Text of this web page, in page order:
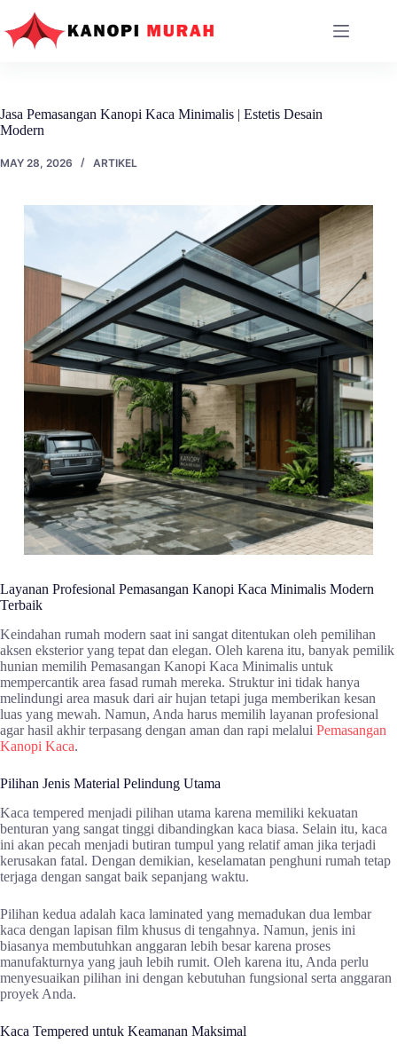
content
Jasa Pemasangan Kanopi Kaca Minimalis | Estetis Desain
Modern
MAY 28, 2026 ARTIKEL
Layanan Profesional Pemasangan Kanopi Kaca Minimalis Modern
Terbaik
Keindahan rumah modern saat ini sangat ditentukan oleh pemilihan
aksen eksterior yang tepat dan elegan. Oleh karena itu, banyak pemilik
hunian memilih Pemasangan Kanopi Kaca Minimalis untuk
mempercantik area fasad rumah mereka. Struktur ini tidak hanya
melindungi area masuk dari air hujan tetapi juga memberikan kesan
luas yang mewah. Namun, Anda harus memilih layanan profesional
agar hasil akhir terpasang dengan aman dan rapi melalui Pemasangan
Kanopi Kaca.
Pilihan Jenis Material Pelindung Utama
Kaca tempered menjadi pilihan utama karena memiliki kekuatan
benturan yang sangat tinggi dibandingkan kaca biasa. Selain itu, kaca
ini akan pecah menjadi butiran tumpul yang relatif aman jika terjadi
kerusakan fatal. Dengan demikian, keselamatan penghuni rumah tetap
terjaga dengan sangat baik sepanjang waktu.
Pilihan kedua adalah kaca laminated yang memadukan dua lembar
kaca dengan lapisan film khusus di tengahnya. Namun, jenis ini
biasanya membutuhkan anggaran lebih besar karena proses
manufakturnya yang jauh lebih rumit. Oleh karena itu, Anda perlu
menyesuaikan pilihan ini dengan kebutuhan fungsional serta anggaran
proyek Anda.
Kaca Tempered untuk Keamanan Maksimal